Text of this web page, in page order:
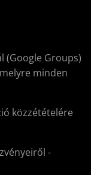
(Google Groups)
minden
közzétételére
-